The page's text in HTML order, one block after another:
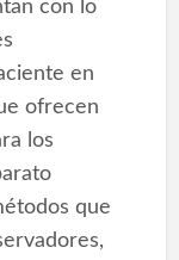
con lo
en
ofrecen
los
que